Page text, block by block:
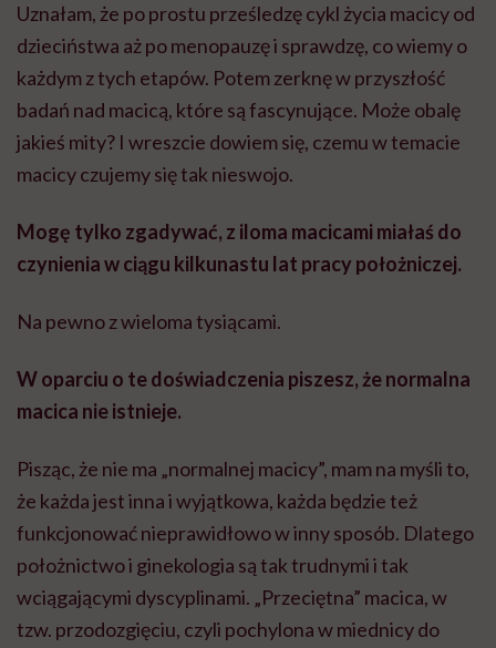
Uznałam, że po prostu prześledzę cykl życia macicy od
dzieciństwa aż po menopauzę i sprawdzę, co wiemy o
każdym z tych etapów. Potem zerknę w przyszłość
badań nad macicą, które są fascynujące. Może obalę
jakieś mity? I wreszcie dowiem się, czemu w temacie
macicy czujemy się tak nieswojo.
Mogę tylko zgadywać, z iloma macicami miałaś do
czynienia w ciągu kilkunastu lat pracy położniczej.
Na pewno z wieloma tysiącami.
W oparciu o te doświadczenia piszesz, że normalna
macica nie istnieje.
Pisząc, że nie ma „normalnej macicy”, mam na myśli to,
że każda jest inna i wyjątkowa, każda będzie też
funkcjonować nieprawidłowo w inny sposób. Dlatego
położnictwo i ginekologia są tak trudnymi i tak
wciągającymi dyscyplinami. „Przeciętna” macica, w
tzw. przodozgięciu, czyli pochylona w miednicy do